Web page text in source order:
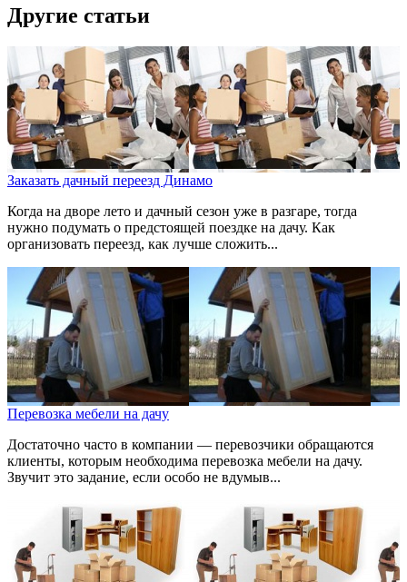
Другие статьи
Заказать дачный переезд Динамо
Когда на дворе лето и дачный сезон уже в разгаре, тогда
нужно подумать о предстоящей поездке на дачу. Как
организовать переезд, как лучше сложить...
Перевозка мебели на дачу
Достаточно часто в компании — перевозчики обращаются
клиенты, которым необходима перевозка мебели на дачу.
Звучит это задание, если особо не вдумыв...